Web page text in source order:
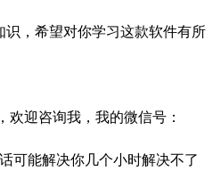
识，希望对你学习这款软件有所
欢迎咨询我，我的微信号：
可能解决你几个小时解决不了